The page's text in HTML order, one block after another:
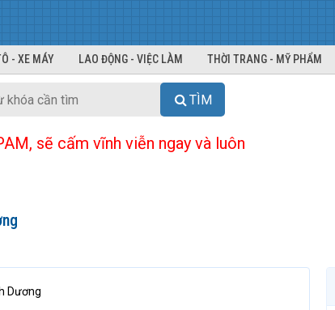
- XE MÁY LAO ĐỘNG - VIỆC LÀM THỜI TRANG - MỸ PHẨM
TÌM
sẽ cấm vĩnh viễn ngay và luôn
Dương